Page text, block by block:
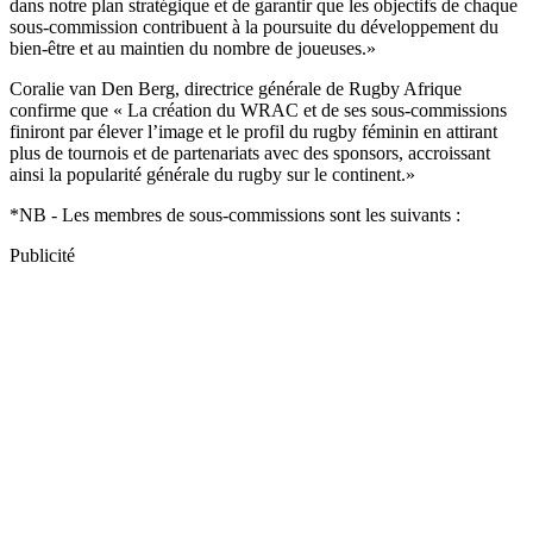
dans notre plan stratégique et de garantir que les objectifs de chaque
sous-commission contribuent à la poursuite du développement du
bien-être et au maintien du nombre de joueuses.»
Coralie van Den Berg, directrice générale de Rugby Afrique
confirme que « La création du WRAC et de ses sous-commissions
finiront par élever l’image et le profil du rugby féminin en attirant
plus de tournois et de partenariats avec des sponsors, accroissant
ainsi la popularité générale du rugby sur le continent.»
*NB - Les membres de sous-commissions sont les suivants :
Publicité